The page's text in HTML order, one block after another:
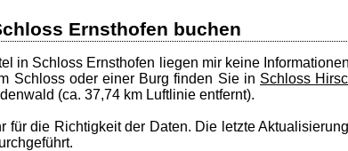
Ernsthofen buchen
in Schloss Ernsthofen liegen mir keine
Schloss oder einer Burg finden Sie in Schloss
(ca. 37,74 km Luftlinie entfernt).
für die Richtigkeit der Daten. Die letzte